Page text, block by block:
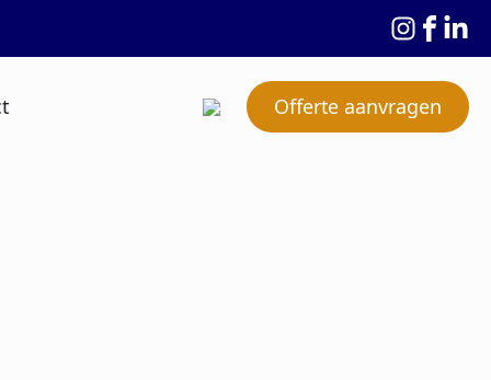
Offerte aanvragen